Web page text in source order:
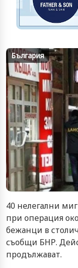
България
40 нелегални
при операция
бежанци в
съобщи БНР.
продължават.